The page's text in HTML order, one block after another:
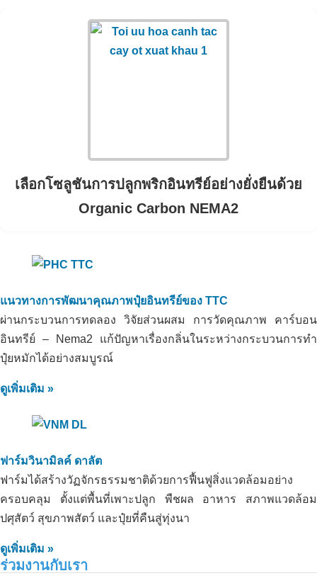
เลือกโซลูชันการปลูกพริกอินทรีย์อย่างยั่งยืนด้วย
Organic Carbon NEMA2
แนวทางการพัฒนาคุณภาพปุ๋ยอินทรีย์ของ TTC
ผ่านกระบวนการทดลอง วิจัยส่วนผสม การวัดคุณภาพ คาร์บอน
อินทรีย์ – Nema2 แก้ปัญหาเรื่องกลิ่นในระหว่างกระบวนการทำ
ปุ๋ยหมักได้อย่างสมบูรณ์
ดูเพิ่มเติม »
ฟาร์มวินามิลค์ ดาลัต
ฟาร์มได้สร้างวัฏจักรธรรมชาติด้วยการฟื้นฟูสิ่งแวดล้อมอย่าง
ครอบคลุม ตั้งแต่พื้นที่เพาะปลูก พืชผล อาหาร สภาพแวดล้อม
ปศุสัตว์ สุขภาพสัตว์ และปุ๋ยที่คืนสู่ทุ่งนา
ดูเพิ่มเติม »
ร่วมงานกับเรา